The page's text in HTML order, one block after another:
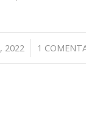
2022 1 /